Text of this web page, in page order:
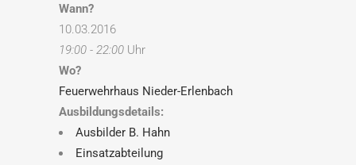
Wann?
10.03.2016
19:00 - 22:00 Uhr
Wo?
Feuerwehrhaus Nieder-Erlenbach
Ausbildungsdetails:
Ausbilder B. Hahn
Einsatzabteilung